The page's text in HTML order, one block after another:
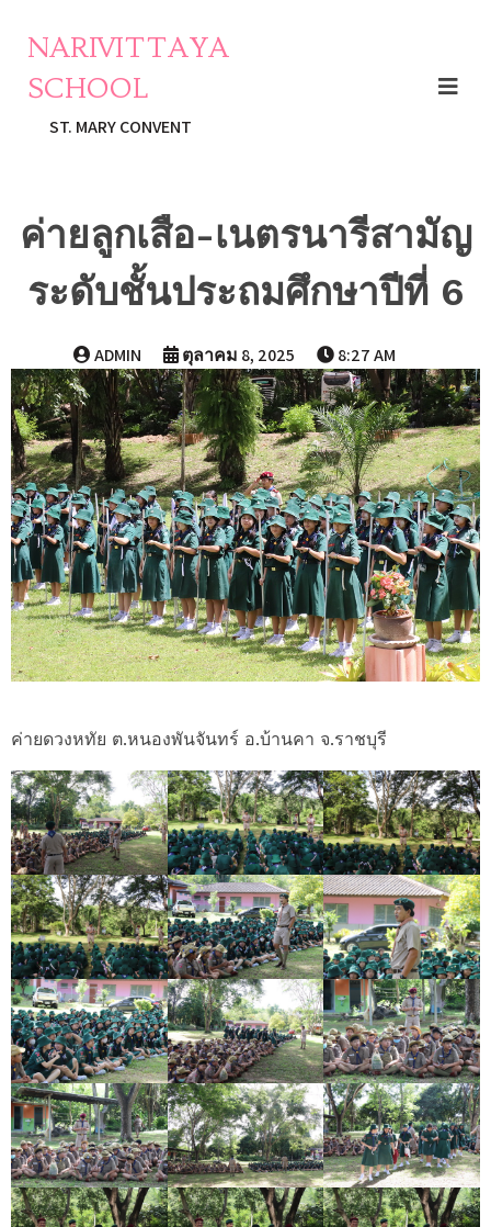
NARIVITTAYA
SCHOOL
ST. MARY CONVENT
ค่ายลูกเสือ-เนตรนารีสามัญ
ระดับชั้นประถมศึกษาปีที่ 6
ADMIN ตุลาคม 8, 2025 8:27 AM
ค่ายดวงหทัย ต.หนองพันจันทร์ อ.บ้านคา จ.ราชบุรี